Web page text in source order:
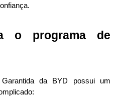
o programa de
da BYD possui um